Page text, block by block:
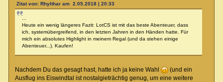
Zitat von: Rhylthar am 2.05.2018 | 20:33
Heute ein wenig längeres Fazit: LotCS ist mit das beste Abenteuer, dass
ich, systemübergreifend, in den letzten Jahren in den Händen hatte. Für
mich ein absolutes Highlight in meinem Regal (und da stehen einige
Abenteuer...). Kaufen!
Nachdem Du das gesagt hast, hatte ich ja keine Wahl
(und ein
Ausflug ins Eiswindtal ist nostalgieträchtig genug, um eine weitere